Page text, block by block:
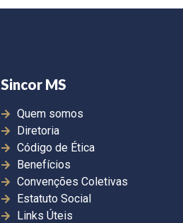
Sincor MS
Quem somos
Diretoria
Código de Ética
Benefícios
Convenções Coletivas
Estatuto Social
Links Úteis